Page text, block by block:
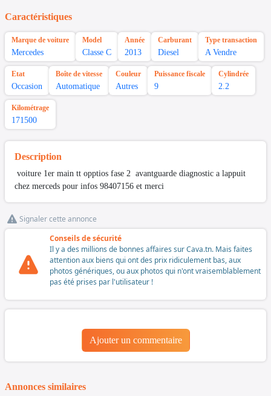
Caractéristiques
Marque de voiture
Mercedes
Model
Classe C
Année
2013
Carburant
Diesel
Type transaction
A Vendre
Etat
Occasion
Boîte de vitesse
Automatique
Couleur
Autres
Puissance fiscale
9
Cylindrée
2.2
Kilométrage
171500
Description
voiture 1er main tt opptios fase 2 avantguarde diagnostic a lappuit
chez merceds pour infos 98407156 et merci
Signaler cette annonce
Conseils de sécurité
Il y a des millions de bonnes affaires sur Cava.tn. Mais faites
attention aux biens qui ont des prix ridiculement bas, aux
photos génériques, ou aux photos qui n'ont vraisemblablement
pas été prises par l'utilisateur !
Ajouter un commentaire
Annonces similaires